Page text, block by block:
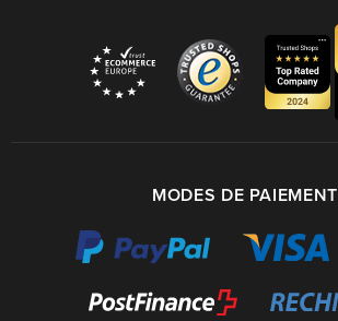
MODES DE PAIEMENT